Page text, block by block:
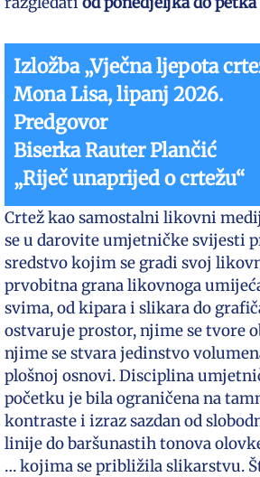
Izložba „Vječna ljepota
Mona Lisa, lipanj 2026.
Predgovor
Biserka Rauter Plančić
„Riječ unaprijed o crtežu“
Crtež kao samostalni likovni
se u darovite umjetničke svijesti
sredstvo kojim se gradi svoj
prvobitna grana likovnoga
svima, od kipara i slikara do
ostvaruje prostor, njime se tvore
njime se stvara jedinstvo
plošnoj osnovi. Disciplina
početku je bila ograničena na
kontraste i izraz sazdan od
linije do baršunastih tonova
… kojima se približila slikarstvu.